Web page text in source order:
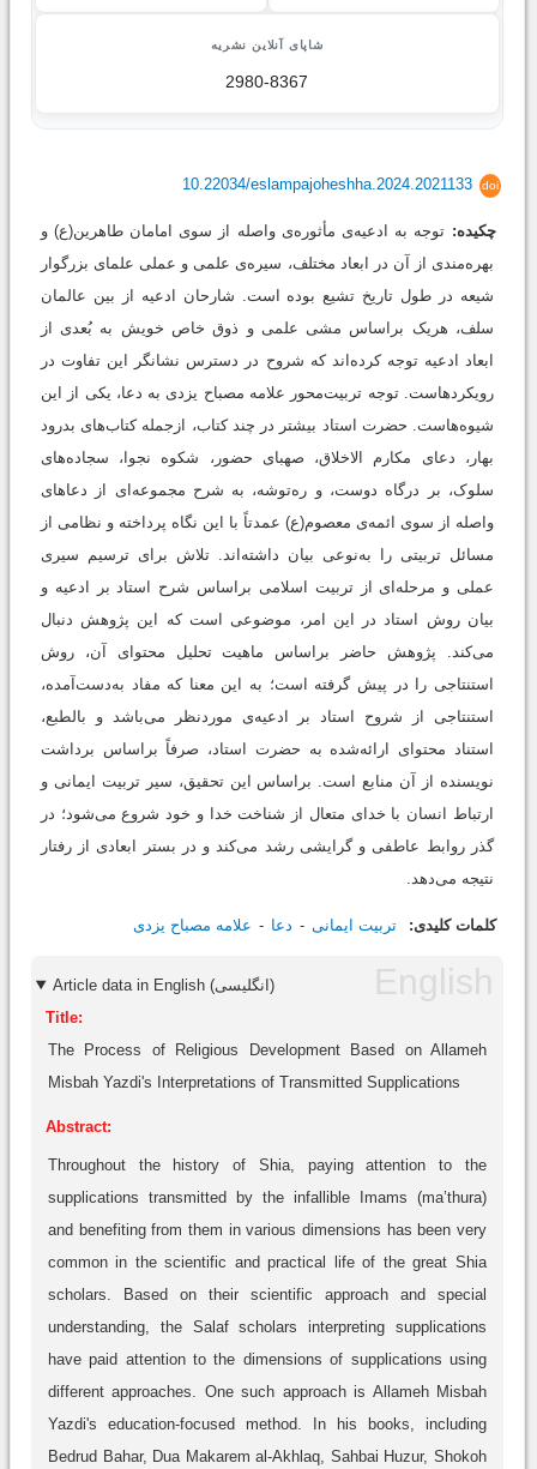
شاپای آنلاین نشریه
2980-8367
doi
10.22034/eslampajoheshha.2024.2021133
چکیده: توجه به ادعیه‌ی مأثوره‌ی واصله از سوی امامان طاهرین(ع) و
بهره‌مندی از آن در ابعاد مختلف، سیره‌ی علمی و عملی علمای بزرگوار
شیعه در طول تاریخ تشیع بوده است. شارحان ادعیه از بین عالمان
سلف، هریک براساس مشی علمی و ذوق خاص خویش به بُعدی از
ابعاد ادعیه توجه کرده‌اند که شروح در دسترس نشانگر این تفاوت در
رویکردهاست. توجه تربیت‌محور علامه مصباح یزدی به دعا، یکی از این
شیوه‌هاست. حضرت استاد بیشتر در چند کتاب، ازجمله کتاب‌های بدرود
بهار، دعای مکارم الاخلاق، صهبای حضور، شکوه نجوا، سجاده‌های
سلوک، بر درگاه دوست، و ره‌توشه، به شرح مجموعه‌ای از دعاهای
واصله از سوی ائمه‌ی معصوم(ع) عمدتاً با این نگاه پرداخته و نظامی از
مسائل تربیتی را به‌نوعی بیان داشته‌اند. تلاش برای ترسیم سیری
عملی و مرحله‌ای از تربیت اسلامی براساس شرح استاد بر ادعیه و
بیان روش استاد در این امر، موضوعی است که این پژوهش دنبال
می‌کند. پژوهش حاضر براساس ماهیت تحلیل محتوای آن، روش
استنتاجی را در پیش گرفته است؛ به این معنا که مفاد به‌دست‌آمده،
استنتاجی از شروح استاد بر ادعیه‌ی موردنظر می‌باشد و بالطبع،
استناد محتوای ارائه‌شده به حضرت استاد، صرفاً براساس برداشت
نویسنده از آن منابع است. براساس این تحقیق، سیر تربیت ایمانی و
ارتباط انسان با خدای متعال از شناخت خدا و خود شروع می‌شود؛ در
گذر روابط عاطفی و گرایشی رشد می‌کند و در بستر ابعادی از رفتار
نتیجه می‌دهد.
کلمات کلیدی: تربیت ایمانی دعا علامه مصباح یزدی
Article data in English (انگلیسی)
Title:
The Process of Religious Development Based on Allameh
Misbah Yazdi's Interpretations of Transmitted Supplications
Abstract:
Throughout the history of Shia, paying attention to the
supplications transmitted by the infallible Imams (ma’thura)
and benefiting from them in various dimensions has been very
common in the scientific and practical life of the great Shia
scholars. Based on their scientific approach and special
understanding, the Salaf scholars interpreting supplications
have paid attention to the dimensions of supplications using
different approaches. One such approach is Allameh Misbah
Yazdi's education-focused method. In his books, including
Bedrud Bahar, Dua Makarem al-Akhlaq, Sahbai Huzur, Shokoh